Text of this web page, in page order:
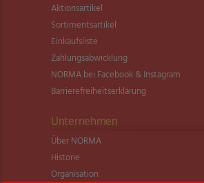
Aktionsartikel
Sortimentsartikel
Einkaufsliste
Zahlungsabwicklung
NORMA bei Facebook & Instagram
Barrierefreiheitserklärung
Unternehmen
Über NORMA
Historie
Organisation